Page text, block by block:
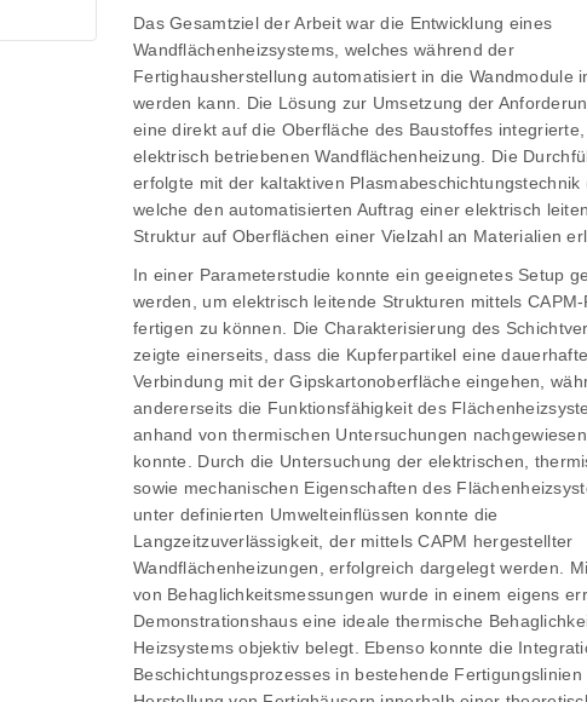
Das Gesamtziel der Arbeit war die Entwicklung eines
Wandflächenheizsystems, welches während der
Fertighausherstellung automatisiert in die Wandmodule
werden kann. Die Lösung zur Umsetzung der
eine direkt auf die Oberfläche des Baustoffes integrierte,
elektrisch betriebenen Wandflächenheizung. Die
erfolgte mit der kaltaktiven Plasmabeschichtungstechnik
welche den automatisierten Auftrag einer elektrisch
Struktur auf Oberflächen einer Vielzahl an Materialien
In einer Parameterstudie konnte ein geeignetes Setup
werden, um elektrisch leitende Strukturen mittels
fertigen zu können. Die Charakterisierung des
zeigte einerseits, dass die Kupferpartikel eine dauerhafte
Verbindung mit der Gipskartonoberfläche eingehen,
andererseits die Funktionsfähigkeit des
anhand von thermischen Untersuchungen
konnte. Durch die Untersuchung der elektrischen,
sowie mechanischen Eigenschaften des
unter definierten Umwelteinflüssen konnte die
Langzeitzuverlässigkeit, der mittels CAPM hergestellter
Wandflächenheizungen, erfolgreich dargelegt werden.
von Behaglichkeitsmessungen wurde in einem eigens
Demonstrationshaus eine ideale thermische
Heizsystems objektiv belegt. Ebenso konnte die
Beschichtungsprozesses in bestehende Fertigungslinien